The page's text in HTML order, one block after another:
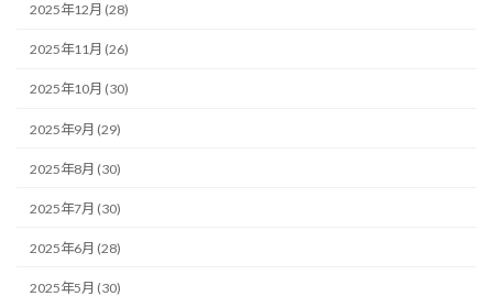
2025年12月 (28)
2025年11月 (26)
2025年10月 (30)
2025年9月 (29)
2025年8月 (30)
2025年7月 (30)
2025年6月 (28)
2025年5月 (30)